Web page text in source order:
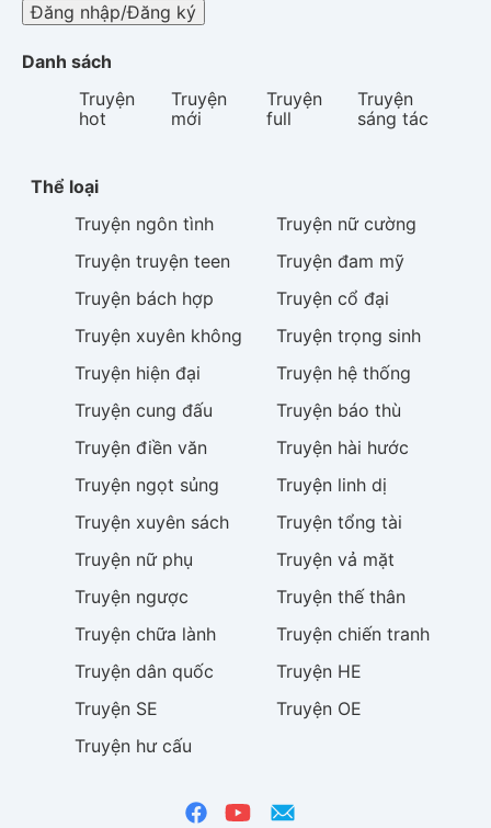
Đăng nhập/Đăng ký
Danh sách
Truyện
hot
Truyện
mới
Truyện
full
Truyện
sáng tác
Thể loại
Truyện ngôn tình Truyện nữ cường
Truyện truyện teen Truyện đam mỹ
Truyện bách hợp Truyện cổ đại
Truyện xuyên không Truyện trọng sinh
Truyện hiện đại Truyện hệ thống
Truyện cung đấu Truyện báo thù
Truyện điền văn Truyện hài hước
Truyện ngọt sủng Truyện linh dị
Truyện xuyên sách Truyện tổng tài
Truyện nữ phụ Truyện vả mặt
Truyện ngược Truyện thế thân
Truyện chữa lành Truyện chiến tranh
Truyện dân quốc Truyện HE
Truyện SE Truyện OE
Truyện hư cấu